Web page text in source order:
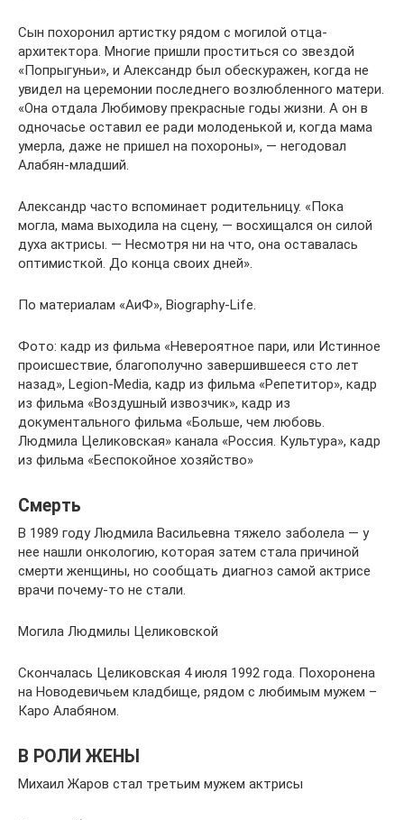
Сын похоронил артистку рядом с могилой отца-
архитектора. Многие пришли проститься со звездой
«Попрыгуньи», и Александр был обескуражен, когда не
увидел на церемонии последнего возлюбленного матери.
«Она отдала Любимову прекрасные годы жизни. А он в
одночасье оставил ее ради молоденькой и, когда мама
умерла, даже не пришел на похороны», — негодовал
Алабян-младший.
Александр часто вспоминает родительницу. «Пока
могла, мама выходила на сцену, — восхищался он силой
духа актрисы. — Несмотря ни на что, она оставалась
оптимисткой. До конца своих дней».
По материалам «АиФ», Biography-Life.
Фото: кадр из фильма «Невероятное пари, или Истинное
происшествие, благополучно завершившееся сто лет
назад», Legion-Media, кадр из фильма «Репетитор», кадр
из фильма «Воздушный извозчик», кадр из
документального фильма «Больше, чем любовь.
Людмила Целиковская» канала «Россия. Культура», кадр
из фильма «Беспокойное хозяйство»
Смерть
В 1989 году Людмила Васильевна тяжело заболела — у
нее нашли онкологию, которая затем стала причиной
смерти женщины, но сообщать диагноз самой актрисе
врачи почему-то не стали.
Могила Людмилы Целиковской
Скончалась Целиковская 4 июля 1992 года. Похоронена
на Новодевичьем кладбище, рядом с любимым мужем –
Каро Алабяном.
В РОЛИ ЖЕНЫ
Михаил Жаров стал третьим мужем актрисы